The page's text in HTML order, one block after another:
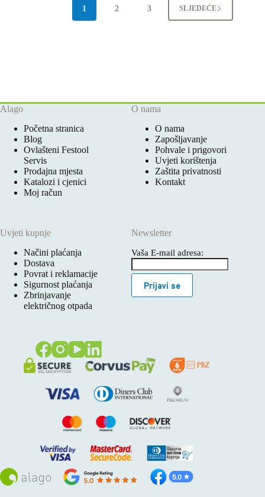
1 2 3 SLJEDEĆE
Alago
Početna stranica
Blog
Ovlašteni Festool
Servis
Prodajna mjesta
Katalozi i cjenici
Moj račun
O nama
O nama
Zapošljavanje
Pohvale i prigovori
Uvjeti korištenja
Zaštita privatnosti
Kontakt
Uvjeti kupnje
Načini plaćanja
Dostava
Povrat i reklamacije
Sigurnost plaćanja
Zbrinjavanje
električnog otpada
Newsletter
Vaša E-mail adresa:
Prijavi se